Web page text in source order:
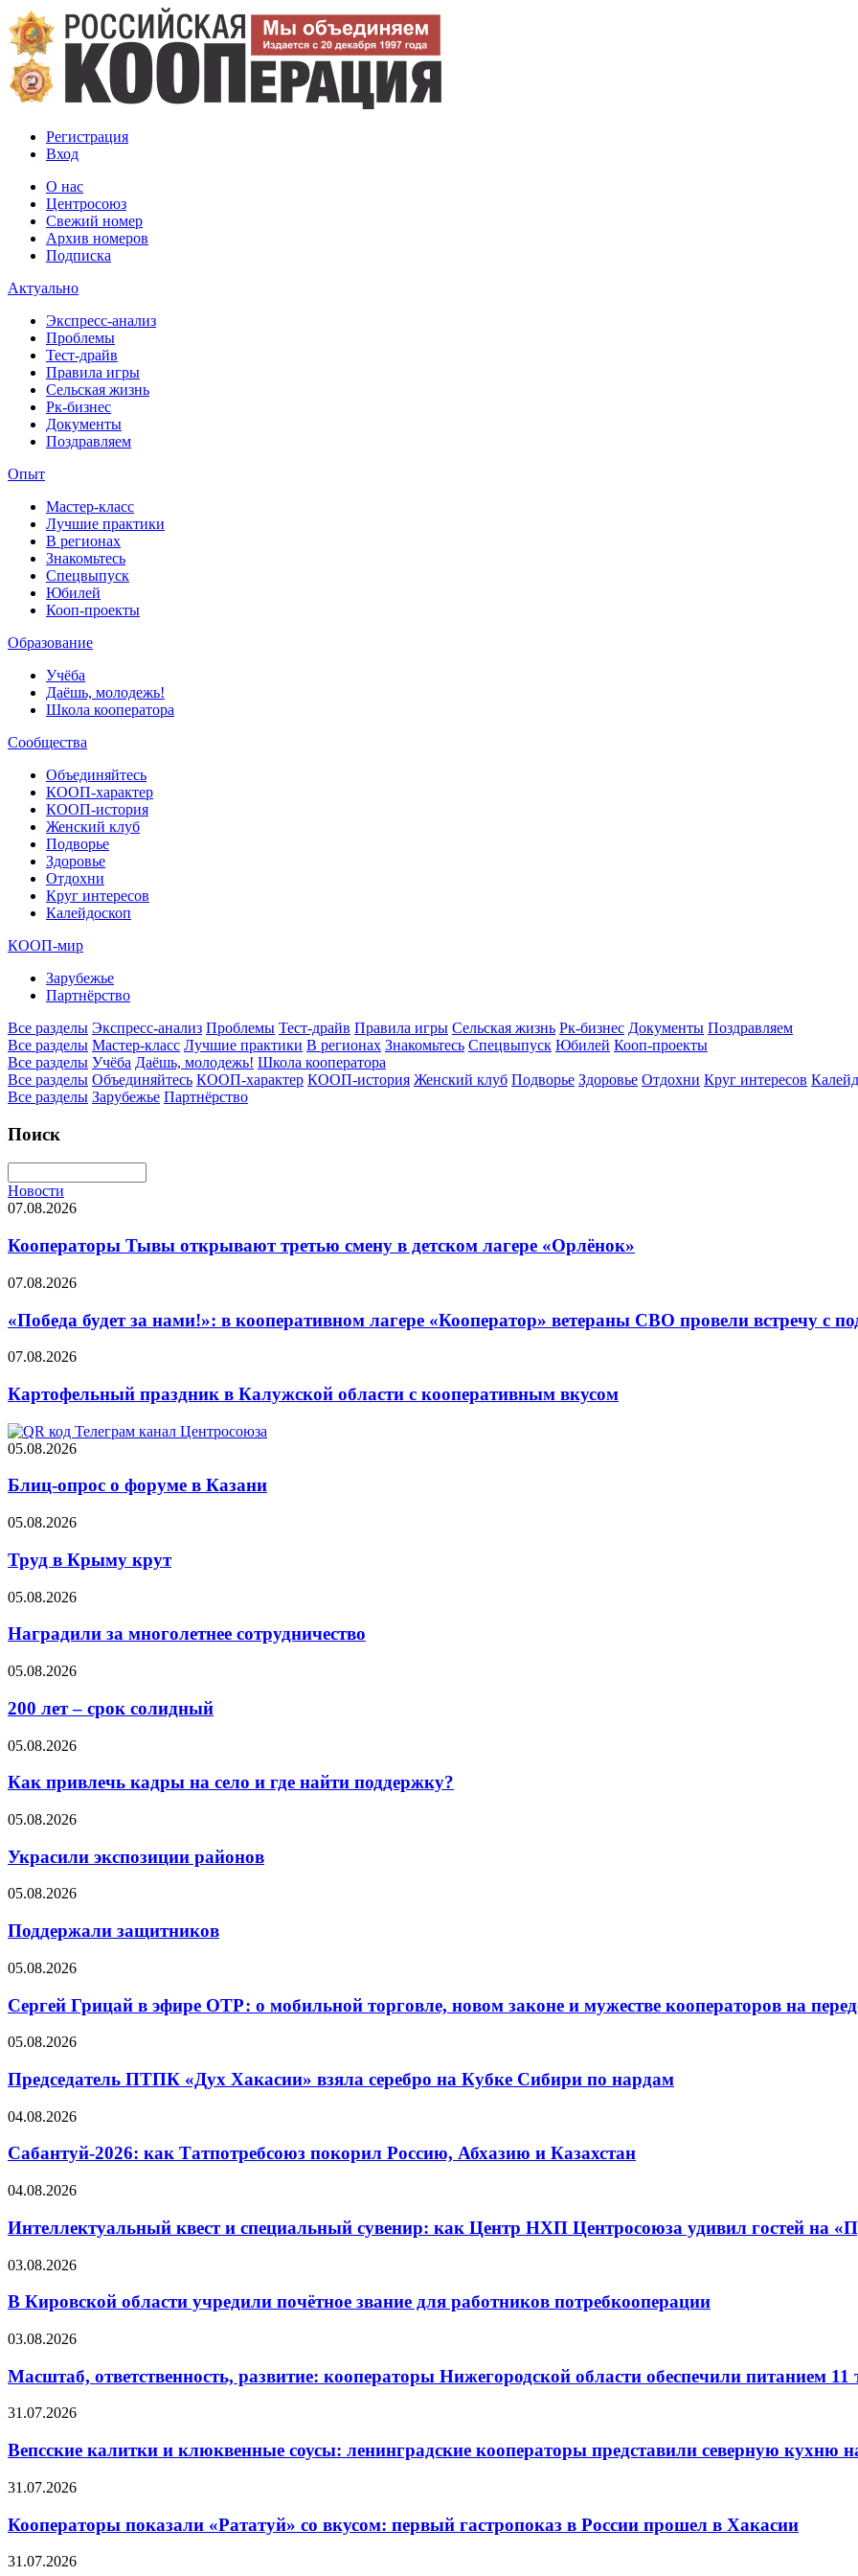
Регистрация
Вход
О нас
Центросоюз
Свежий номер
Архив номеров
Подписка
Актуально
Экспресс-анализ
Проблемы
Тест-драйв
Правила игры
Сельская жизнь
Рк-бизнес
Документы
Поздравляем
Опыт
Мастер-класс
Лучшие практики
В регионах
Знакомьтесь
Спецвыпуск
Юбилей
Кооп-проекты
Образование
Учёба
Даёшь, молодежь!
Школа кооператора
Сообщества
Объединяйтесь
КООП-характер
КООП-история
Женский клуб
Подворье
Здоровье
Отдохни
Круг интересов
Калейдоскоп
КООП-мир
Зарубежье
Партнёрство
Все разделы Экспресс-анализ Проблемы Тест-драйв Правила игры Сельская жизнь Рк-бизнес Документы Поздравляем
Все разделы Мастер-класс Лучшие практики В регионах Знакомьтесь Спецвыпуск Юбилей Кооп-проекты
Все разделы Учёба Даёшь, молодежь! Школа кооператора
Все разделы Объединяйтесь КООП-характер КООП-история Женский клуб Подворье Здоровье Отдохни Круг интересов
Все разделы Зарубежье Партнёрство
Поиск
Новости
07.08.2026
Кооператоры Тывы открывают третью смену в детском лагере «Орлёнок»
07.08.2026
«Победа будет за нами!»: в кооперативном лагере «Кооператор» ветераны СВО провели встречу с
07.08.2026
Картофельный праздник в Калужской области с кооперативным вкусом
05.08.2026
Блиц-опрос о форуме в Казани
05.08.2026
Труд в Крыму крут
05.08.2026
Наградили за многолетнее сотрудничество
05.08.2026
200 лет – срок солидный
05.08.2026
Как привлечь кадры на село и где найти поддержку?
05.08.2026
Украсили экспозиции районов
05.08.2026
Поддержали защитников
05.08.2026
Сергей Грицай в эфире ОТР: о мобильной торговле, новом законе и мужестве кооператоров на
05.08.2026
Председатель ПТПК «Дух Хакасии» взяла серебро на Кубке Сибири по нардам
04.08.2026
Сабантуй-2026: как Татпотребсоюз покорил Россию, Абхазию и Казахстан
04.08.2026
Интеллектуальный квест и специальный сувенир: как Центр НХП Центросоюза удивил гостей на
03.08.2026
В Кировской области учредили почётное звание для работников потребкооперации
03.08.2026
Масштаб, ответственность, развитие: кооператоры Нижегородской области обеспечили питанием
31.07.2026
Вепсские калитки и клюквенные соусы: ленинградские кооператоры представили северную кухню
31.07.2026
Кооператоры показали «Рататуй» со вкусом: первый гастропоказ в России прошел в Хакасии
31.07.2026